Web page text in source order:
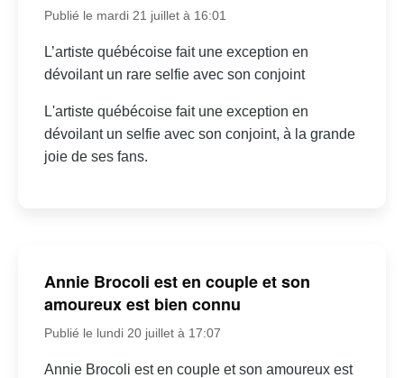
Publié le mardi 21 juillet à 16:01
L’artiste québécoise fait une exception en
dévoilant un rare selfie avec son conjoint
L'artiste québécoise fait une exception en
dévoilant un selfie avec son conjoint, à la grande
joie de ses fans.
Annie Brocoli est en couple et son
amoureux est bien connu
Publié le lundi 20 juillet à 17:07
Annie Brocoli est en couple et son amoureux est